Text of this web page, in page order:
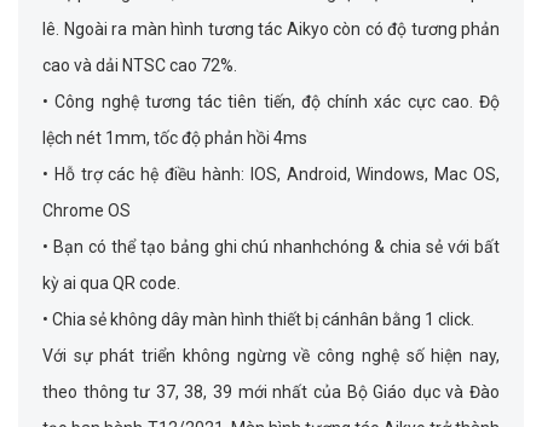
lê. Ngoài ra màn hình tương tác Aikyo còn có độ tương phản
cao và dải NTSC cao 72%.
• Công nghệ tương tác tiên tiến, độ chính xác cực cao. Độ
lệch nét 1mm, tốc độ phản hồi 4ms
• Hỗ trợ các hệ điều hành: IOS, Android, Windows, Mac OS,
Chrome OS
• Bạn có thể tạo bảng ghi chú nhanhchóng & chia sẻ với bất
kỳ ai qua QR code.
• Chia sẻ không dây màn hình thiết bị cánhân bằng 1 click.
Với sự phát triển không ngừng về công nghệ số hiện nay,
theo thông tư 37, 38, 39 mới nhất của Bộ Giáo dục và Đào